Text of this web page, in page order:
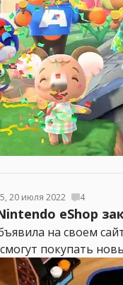
20 июля 2022 4
eShop
на своем
покупать